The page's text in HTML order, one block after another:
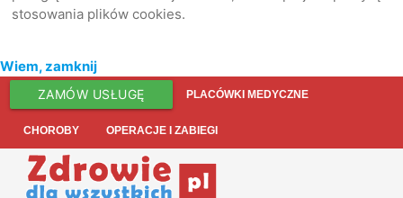
stosowania plików cookies.
Wiem, zamknij
ZAMÓW USŁUGĘ PLACÓWKI MEDYCZNE
CHOROBY OPERACJE I ZABIEGI